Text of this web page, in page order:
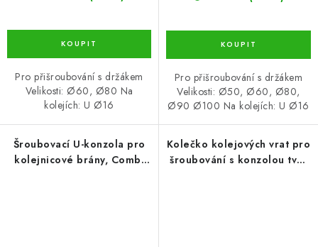
Pro přišroubování s držákem
Velikosti: Ø60, Ø80 Na
kolejích: U Ø16
Pro přišroubování s držákem
Velikosti: Ø50, Ø60, Ø80,
Ø90 Ø100 Na kolejích: U Ø16
Šroubovací U-konzola pro
kolejnicové brány, Combi
Kolečko kolejových vrat pro
šroubování s konzolou tvar